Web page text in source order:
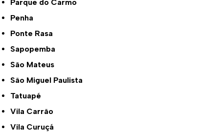
Parque do Carmo
Penha
Ponte Rasa
Sapopemba
São Mateus
São Miguel Paulista
Tatuapé
Vila Carrão
Vila Curuçá